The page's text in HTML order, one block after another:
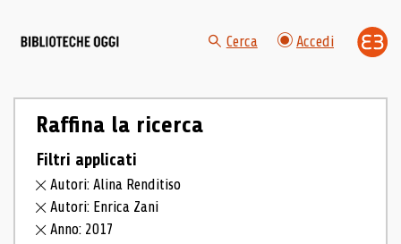
Cerca Accedi
Raffina la ricerca
Filtri applicati
Autori: Alina Renditiso
Autori: Enrica Zani
Anno: 2017